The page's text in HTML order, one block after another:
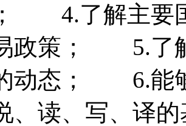
4.了解主要
政策； 5.了
动态； 6.能
、读、写、译